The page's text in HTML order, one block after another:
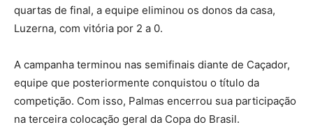
quartas de final, a equipe eliminou os donos da casa,
Luzerna, com vitória por 2 a 0.
A campanha terminou nas semifinais diante de Caçador,
equipe que posteriormente conquistou o título da
competição. Com isso, Palmas encerrou sua participação
na terceira colocação geral da Copa do Brasil.